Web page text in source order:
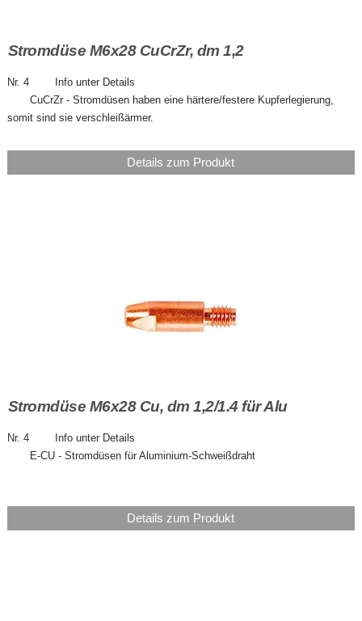
Stromdüse M6x28 CuCrZr, dm 1,2
Nr. 4 Info unter Details
CuCrZr - Stromdüsen haben eine härtere/festere Kupferlegierung,
somit sind sie verschleißärmer.
Details zum Produkt
Stromdüse M6x28 Cu, dm 1,2/1.4 für Alu
Nr. 4 Info unter Details
E-CU - Stromdüsen für Aluminium-Schweißdraht
Details zum Produkt